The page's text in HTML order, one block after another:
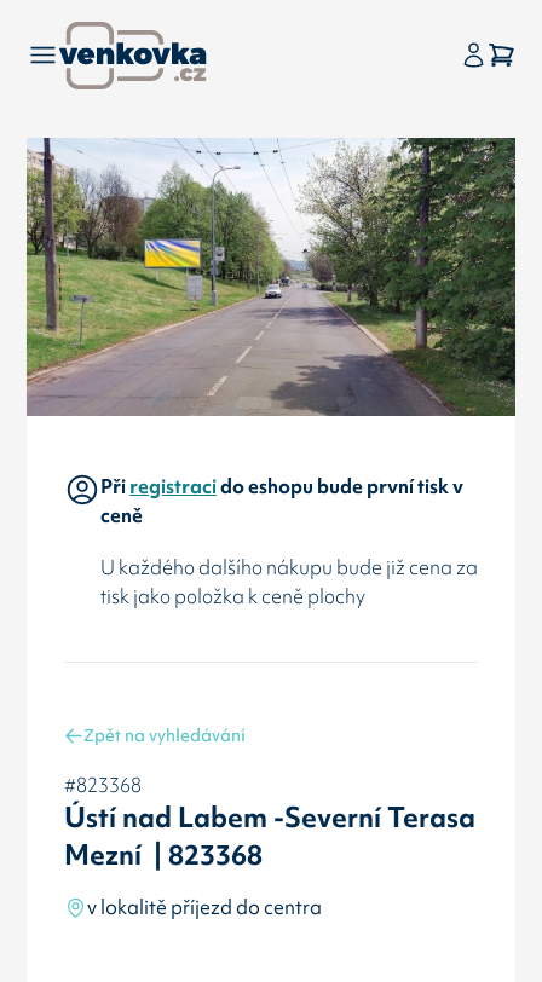
Přiregistracido eshopu bude první tisk v
ceně
U každého dalšího nákupu bude již cena za
tisk jako položka k ceně plochy
Zpět na vyhledávání
#823368
Ústí nad Labem -Severní Terasa
Mezní | 823368
v lokalitě příjezd do centra